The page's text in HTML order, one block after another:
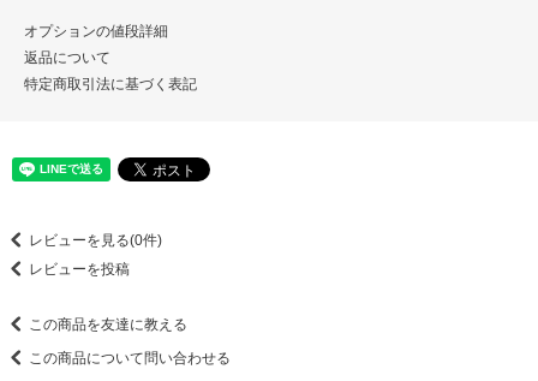
オプションの値段詳細
返品について
特定商取引法に基づく表記
レビューを見る(0件)
レビューを投稿
この商品を友達に教える
この商品について問い合わせる